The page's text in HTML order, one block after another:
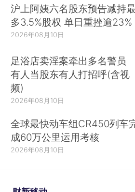
沪上阿姨六名股东预告减持最
多3.5%股权 单日重挫逾23%
2026年08月10日
足浴店卖淫案牵出多名警员
有人当股东有人打招呼(含视
频)
2026年08月10日
全球最快动车组CR450列车
成60万公里运用考核
2026年08月10日